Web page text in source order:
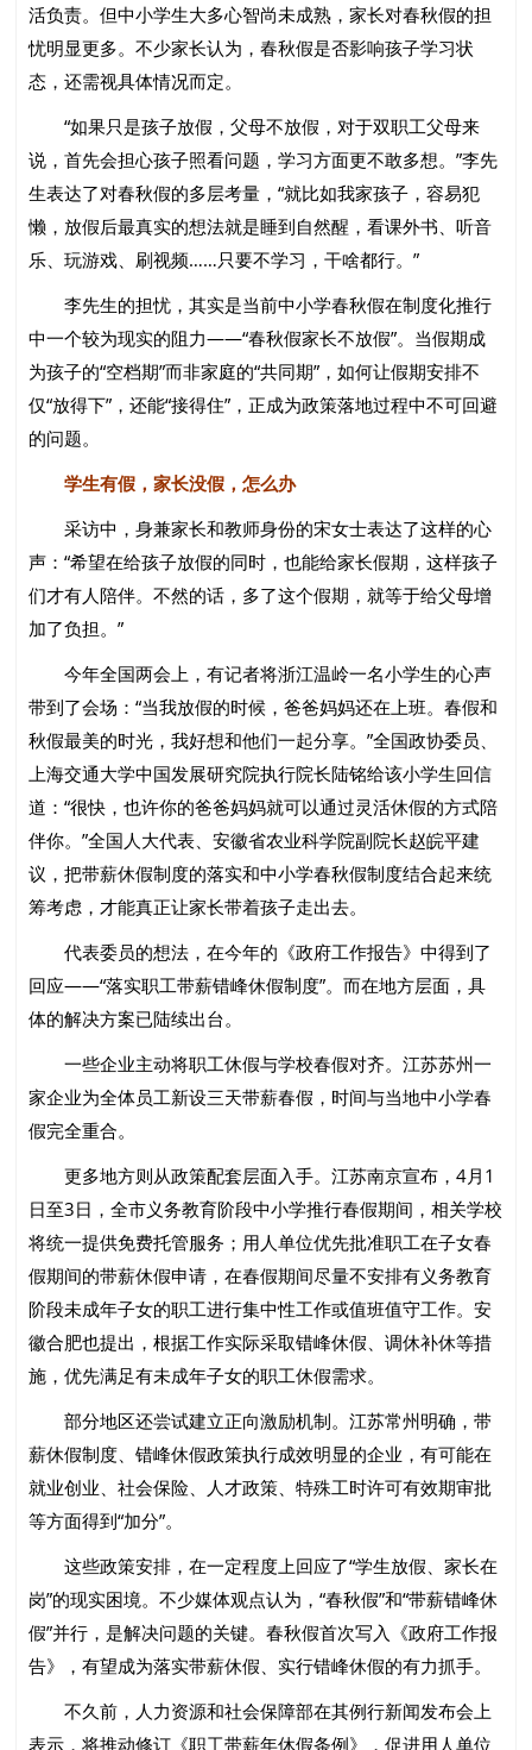
活负责。但中小学生大多心智尚未成熟，家长对春秋假的担
忧明显更多。不少家长认为，春秋假是否影响孩子学习状
态，还需视具体情况而定。
“如果只是孩子放假，父母不放假，对于双职工父母来
说，首先会担心孩子照看问题，学习方面更不敢多想。”李先
生表达了对春秋假的多层考量，“就比如我家孩子，容易犯
懒，放假后最真实的想法就是睡到自然醒，看课外书、听音
乐、玩游戏、刷视频……只要不学习，干啥都行。”
李先生的担忧，其实是当前中小学春秋假在制度化推行
中一个较为现实的阻力——“春秋假家长不放假”。当假期成
为孩子的“空档期”而非家庭的“共同期”，如何让假期安排不
仅“放得下”，还能“接得住”，正成为政策落地过程中不可回避
的问题。
学生有假，家长没假，怎么办
采访中，身兼家长和教师身份的宋女士表达了这样的心
声：“希望在给孩子放假的同时，也能给家长假期，这样孩子
们才有人陪伴。不然的话，多了这个假期，就等于给父母增
加了负担。”
今年全国两会上，有记者将浙江温岭一名小学生的心声
带到了会场：“当我放假的时候，爸爸妈妈还在上班。春假和
秋假最美的时光，我好想和他们一起分享。”全国政协委员、
上海交通大学中国发展研究院执行院长陆铭给该小学生回信
道：“很快，也许你的爸爸妈妈就可以通过灵活休假的方式陪
伴你。”全国人大代表、安徽省农业科学院副院长赵皖平建
议，把带薪休假制度的落实和中小学春秋假制度结合起来统
筹考虑，才能真正让家长带着孩子走出去。
代表委员的想法，在今年的《政府工作报告》中得到了
回应——“落实职工带薪错峰休假制度”。而在地方层面，具
体的解决方案已陆续出台。
一些企业主动将职工休假与学校春假对齐。江苏苏州一
家企业为全体员工新设三天带薪春假，时间与当地中小学春
假完全重合。
更多地方则从政策配套层面入手。江苏南京宣布，4月1
日至3日，全市义务教育阶段中小学推行春假期间，相关学校
将统一提供免费托管服务；用人单位优先批准职工在子女春
假期间的带薪休假申请，在春假期间尽量不安排有义务教育
阶段未成年子女的职工进行集中性工作或值班值守工作。安
徽合肥也提出，根据工作实际采取错峰休假、调休补休等措
施，优先满足有未成年子女的职工休假需求。
部分地区还尝试建立正向激励机制。江苏常州明确，带
薪休假制度、错峰休假政策执行成效明显的企业，有可能在
就业创业、社会保险、人才政策、特殊工时许可有效期审批
等方面得到“加分”。
这些政策安排，在一定程度上回应了“学生放假、家长在
岗”的现实困境。不少媒体观点认为，“春秋假”和“带薪错峰休
假”并行，是解决问题的关键。春秋假首次写入《政府工作报
告》，有望成为落实带薪休假、实行错峰休假的有力抓手。
不久前，人力资源和社会保障部在其例行新闻发布会上
表示，将推动修订《职工带薪年休假条例》，促进用人单位